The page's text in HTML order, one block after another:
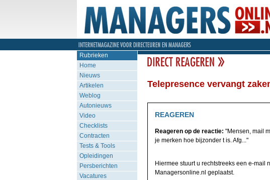
Rubrieken
Home
Nieuws
Artikelen
Weblog
Autonieuws
Video
Checklists
Contracten
Tests & Tools
Opleidingen
Persberichten
Vacatures
Telepresence vervangt
REAGEREN
Reageren op de reactie: "Mensen, mail
je merken hoe bijzonder t is. Afg..."
Hiermee stuurt u rechtstreeks een e-mail
Managersonline.nl geplaatst.